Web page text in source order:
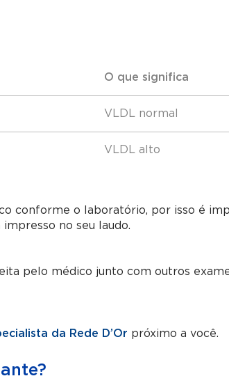
O que significa
VLDL normal
VLDL alto
conforme o laboratório, por isso é
no seu laudo.
pelo médico junto com outros
da Rede D’Or próximo a você.